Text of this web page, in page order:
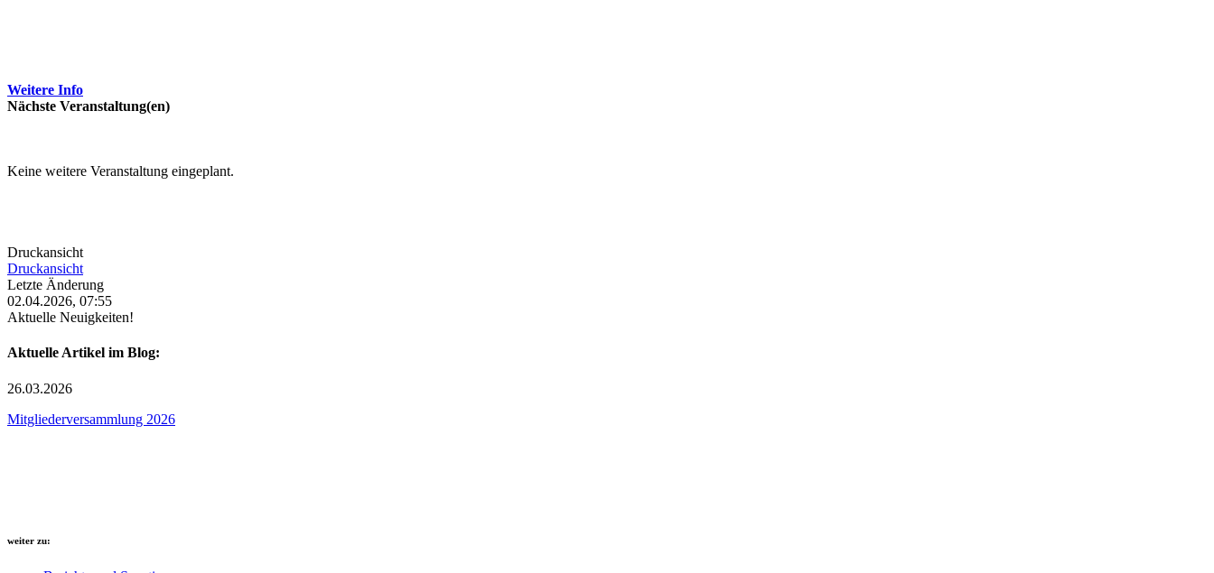
Weitere Info
Nächste Veranstaltung(en)
Keine weitere Veranstaltung eingeplant.
Druckansicht
Druckansicht
Letzte Änderung
02.04.2026, 07:55
Aktuelle Neuigkeiten!
Aktuelle Artikel im Blog:
26.03.2026
Mitgliederversammlung 2026
weiter zu: